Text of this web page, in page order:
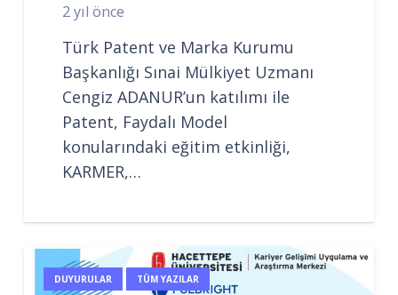
2 yıl önce
Türk Patent ve Marka Kurumu
Başkanlığı Sınai Mülkiyet Uzmanı
Cengiz ADANUR’un katılımı ile
Patent, Faydalı Model
konularındaki eğitim etkinliği,
KARMER,…
DUYURULAR TÜM YAZILAR